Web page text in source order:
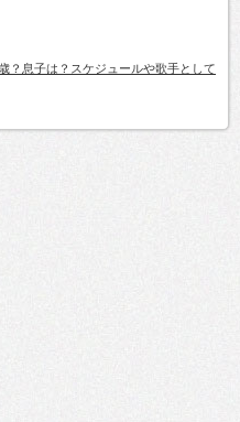
？息子は？スケジュールや歌手として